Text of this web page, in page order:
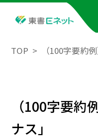
TOP （100字要約
（100字要約
ナス」